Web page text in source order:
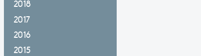
2018
2017
2016
2015